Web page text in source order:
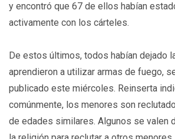
y encontró que 67 de ellos habían
activamente con los cárteles.
De estos últimos, todos habían dejado
aprendieron a utilizar armas de fuego,
publicado este miércoles. Reinserta
comúnmente, los menores son
de edades similares. Algunos se valen